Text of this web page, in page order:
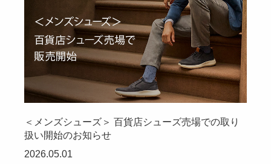
＜メンズシューズ＞ 百貨店シューズ売場での取り
扱い開始のお知らせ
2026.05.01